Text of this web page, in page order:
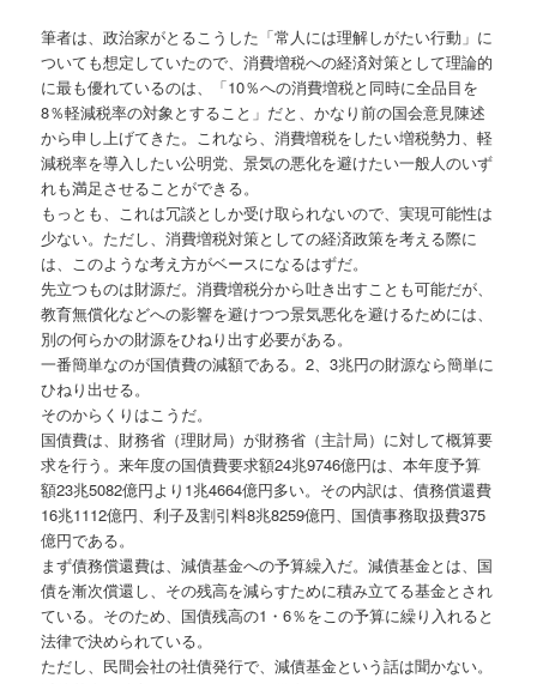
筆者は、政治家がとるこうした「常人には理解しがたい行動」に
ついても想定していたので、消費増税への経済対策として理論的
に最も優れているのは、「10％への消費増税と同時に全品目を
8％軽減税率の対象とすること」だと、かなり前の国会意見陳述
から申し上げてきた。これなら、消費増税をしたい増税勢力、軽
減税率を導入したい公明党、景気の悪化を避けたい一般人のいず
れも満足させることができる。
もっとも、これは冗談としか受け取られないので、実現可能性は
少ない。ただし、消費増税対策としての経済政策を考える際に
は、このような考え方がベースになるはずだ。
先立つものは財源だ。消費増税分から吐き出すことも可能だが、
教育無償化などへの影響を避けつつ景気悪化を避けるためには、
別の何らかの財源をひねり出す必要がある。
一番簡単なのが国債費の減額である。2、3兆円の財源なら簡単に
ひねり出せる。
そのからくりはこうだ。
国債費は、財務省（理財局）が財務省（主計局）に対して概算要
求を行う。来年度の国債費要求額24兆9746億円は、本年度予算
額23兆5082億円より1兆4664億円多い。その内訳は、債務償還費
16兆1112億円、利子及割引料8兆8259億円、国債事務取扱費375
億円である。
まず債務償還費は、減債基金への予算繰入だ。減債基金とは、国
債を漸次償還し、その残高を減らすために積み立てる基金とされ
ている。そのため、国債残高の1・6％をこの予算に繰り入れると
法律で決められている。
ただし、民間会社の社債発行で、減債基金という話は聞かない。